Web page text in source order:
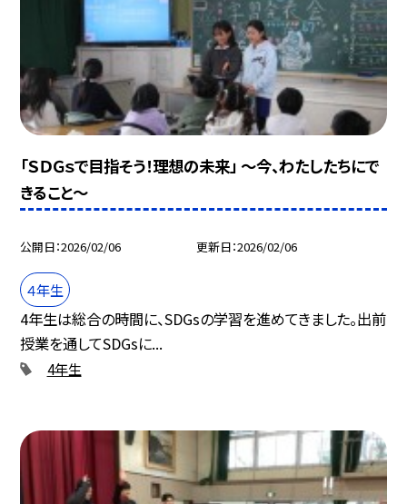
「ＳＤＧｓで目指そう！理想の未来」 ～今、わたしたちにで
きること～
公開日 2026/02/06 更新日 2026/02/06
４年生
4年生は総合の時間に、SDGsの学習を進めてきました。出前
授業を通してSDGsに...
4年生